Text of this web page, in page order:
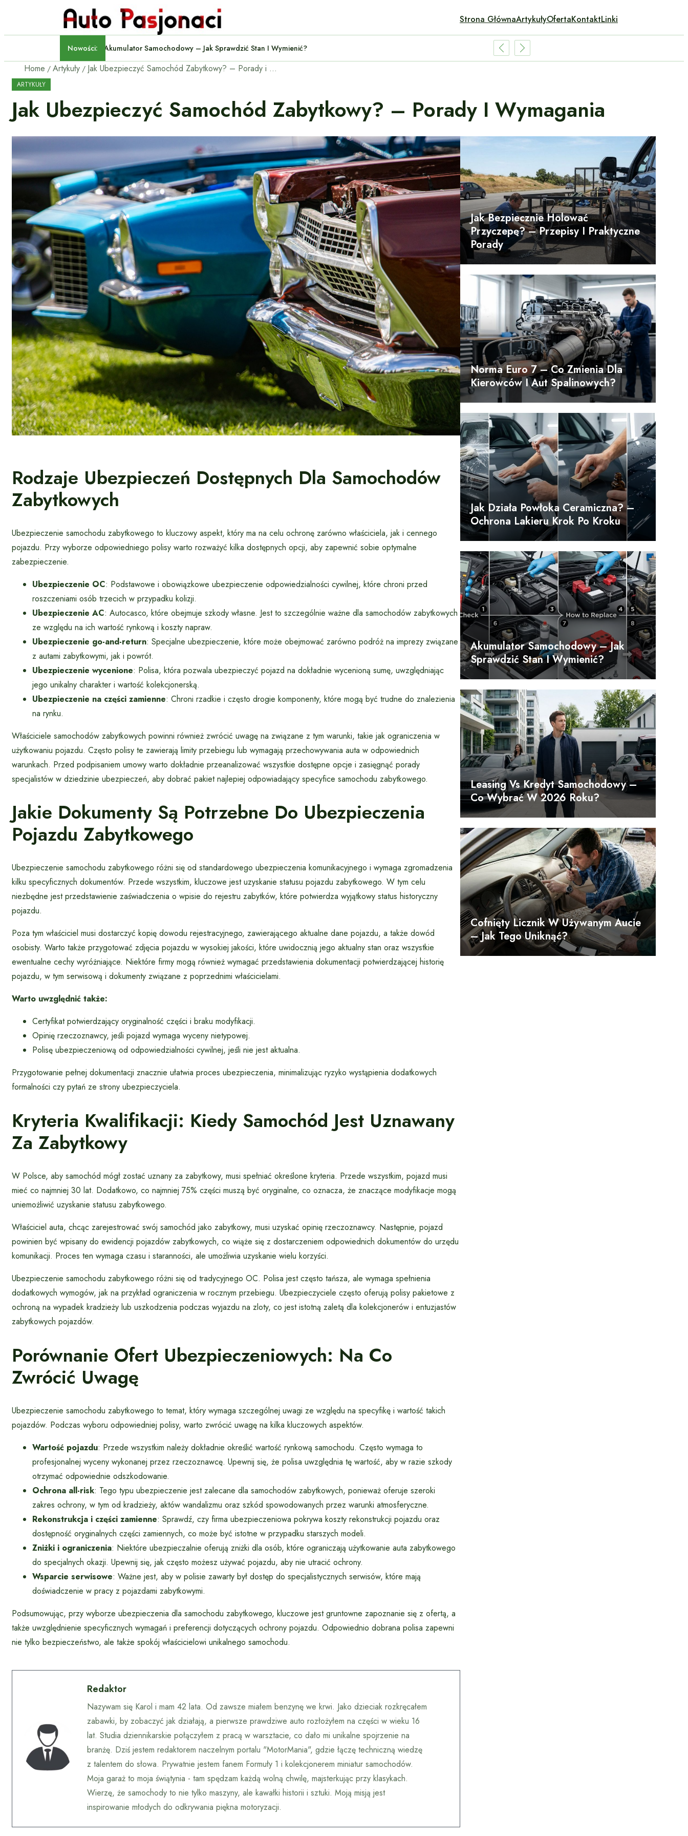
Strona GłównaArtykułyOfertaKontaktLinki
Nowości: Akumulator Samochodowy – Jak Sprawdzić Stan I Wymienić?
Home Artykuły Jak Ubezpieczyć Samochód Zabytkowy? – Porady i Wymagania
ARTYKUŁY
Jak Ubezpieczyć Samochód Zabytkowy? – Porady I Wymagania
Rodzaje Ubezpieczeń Dostępnych Dla Samochodów
Zabytkowych
Ubezpieczenie samochodu zabytkowego to kluczowy aspekt, który ma na celu ochronę zarówno właściciela, jak i cennego
pojazdu. Przy wyborze odpowiedniego polisy warto rozważyć kilka dostępnych opcji, aby zapewnić sobie optymalne
zabezpieczenie.
Ubezpieczenie OC: Podstawowe i obowiązkowe ubezpieczenie odpowiedzialności cywilnej, które chroni przed
roszczeniami osób trzecich w przypadku kolizji.
Ubezpieczenie AC: Autocasco, które obejmuje szkody własne. Jest to szczególnie ważne dla samochodów zabytkowych
ze względu na ich wartość rynkową i koszty napraw.
Ubezpieczenie go-and-return: Specjalne ubezpieczenie, które może obejmować zarówno podróż na imprezy związane
z autami zabytkowymi, jak i powrót.
Ubezpieczenie wycenione: Polisa, która pozwala ubezpieczyć pojazd na dokładnie wycenioną sumę, uwzględniając
jego unikalny charakter i wartość kolekcjonerską.
Ubezpieczenie na części zamienne: Chroni rzadkie i często drogie komponenty, które mogą być trudne do znalezienia
na rynku.
Właściciele samochodów zabytkowych powinni również zwrócić uwagę na związane z tym warunki, takie jak ograniczenia w
użytkowaniu pojazdu. Często polisy te zawierają limity przebiegu lub wymagają przechowywania auta w odpowiednich
warunkach. Przed podpisaniem umowy warto dokładnie przeanalizować wszystkie dostępne opcje i zasięgnąć porady
specjalistów w dziedzinie ubezpieczeń, aby dobrać pakiet najlepiej odpowiadający specyfice samochodu zabytkowego.
Jakie Dokumenty Są Potrzebne Do Ubezpieczenia
Pojazdu Zabytkowego
Ubezpieczenie samochodu zabytkowego różni się od standardowego ubezpieczenia komunikacyjnego i wymaga zgromadzenia
kilku specyficznych dokumentów. Przede wszystkim, kluczowe jest uzyskanie statusu pojazdu zabytkowego. W tym celu
niezbędne jest przedstawienie zaświadczenia o wpisie do rejestru zabytków, które potwierdza wyjątkowy status historyczny
pojazdu.
Poza tym właściciel musi dostarczyć kopię dowodu rejestracyjnego, zawierającego aktualne dane pojazdu, a także dowód
osobisty. Warto także przygotować zdjęcia pojazdu w wysokiej jakości, które uwidocznią jego aktualny stan oraz wszystkie
ewentualne cechy wyróżniające. Niektóre firmy mogą również wymagać przedstawienia dokumentacji potwierdzającej historię
pojazdu, w tym serwisową i dokumenty związane z poprzednimi właścicielami.
Warto uwzględnić także:
Certyfikat potwierdzający oryginalność części i braku modyfikacji.
Opinię rzeczoznawcy, jeśli pojazd wymaga wyceny nietypowej.
Polisę ubezpieczeniową od odpowiedzialności cywilnej, jeśli nie jest aktualna.
Przygotowanie pełnej dokumentacji znacznie ułatwia proces ubezpieczenia, minimalizując ryzyko wystąpienia dodatkowych
formalności czy pytań ze strony ubezpieczyciela.
Kryteria Kwalifikacji: Kiedy Samochód Jest Uznawany
Za Zabytkowy
W Polsce, aby samochód mógł zostać uznany za zabytkowy, musi spełniać określone kryteria. Przede wszystkim, pojazd musi
mieć co najmniej 30 lat. Dodatkowo, co najmniej 75% części muszą być oryginalne, co oznacza, że znaczące modyfikacje mogą
uniemożliwić uzyskanie statusu zabytkowego.
Właściciel auta, chcąc zarejestrować swój samochód jako zabytkowy, musi uzyskać opinię rzeczoznawcy. Następnie, pojazd
powinien być wpisany do ewidencji pojazdów zabytkowych, co wiąże się z dostarczeniem odpowiednich dokumentów do urzędu
komunikacji. Proces ten wymaga czasu i staranności, ale umożliwia uzyskanie wielu korzyści.
Ubezpieczenie samochodu zabytkowego różni się od tradycyjnego OC. Polisa jest często tańsza, ale wymaga spełnienia
dodatkowych wymogów, jak na przykład ograniczenia w rocznym przebiegu. Ubezpieczyciele często oferują polisy pakietowe z
ochroną na wypadek kradzieży lub uszkodzenia podczas wyjazdu na zloty, co jest istotną zaletą dla kolekcjonerów i entuzjastów
zabytkowych pojazdów.
Porównanie Ofert Ubezpieczeniowych: Na Co
Zwrócić Uwagę
Ubezpieczenie samochodu zabytkowego to temat, który wymaga szczególnej uwagi ze względu na specyfikę i wartość takich
pojazdów. Podczas wyboru odpowiedniej polisy, warto zwrócić uwagę na kilka kluczowych aspektów.
Wartość pojazdu: Przede wszystkim należy dokładnie określić wartość rynkową samochodu. Często wymaga to
profesjonalnej wyceny wykonanej przez rzeczoznawcę. Upewnij się, że polisa uwzględnia tę wartość, aby w razie szkody
otrzymać odpowiednie odszkodowanie.
Ochrona all-risk: Tego typu ubezpieczenie jest zalecane dla samochodów zabytkowych, ponieważ oferuje szeroki
zakres ochrony, w tym od kradzieży, aktów wandalizmu oraz szkód spowodowanych przez warunki atmosferyczne.
Rekonstrukcja i części zamienne: Sprawdź, czy firma ubezpieczeniowa pokrywa koszty rekonstrukcji pojazdu oraz
dostępność oryginalnych części zamiennych, co może być istotne w przypadku starszych modeli.
Zniżki i ograniczenia: Niektóre ubezpieczalnie oferują zniżki dla osób, które ograniczają użytkowanie auta zabytkowego
do specjalnych okazji. Upewnij się, jak często możesz używać pojazdu, aby nie utracić ochrony.
Wsparcie serwisowe: Ważne jest, aby w polisie zawarty był dostęp do specjalistycznych serwisów, które mają
doświadczenie w pracy z pojazdami zabytkowymi.
Podsumowując, przy wyborze ubezpieczenia dla samochodu zabytkowego, kluczowe jest gruntowne zapoznanie się z ofertą, a
także uwzględnienie specyficznych wymagań i preferencji dotyczących ochrony pojazdu. Odpowiednio dobrana polisa zapewni
nie tylko bezpieczeństwo, ale także spokój właścicielowi unikalnego samochodu.
Redaktor
Nazywam się Karol i mam 42 lata. Od zawsze miałem benzynę we krwi. Jako dzieciak rozkręcałem
zabawki, by zobaczyć jak działają, a pierwsze prawdziwe auto rozłożyłem na części w wieku 16
lat. Studia dziennikarskie połączyłem z pracą w warsztacie, co dało mi unikalne spojrzenie na
branżę. Dziś jestem redaktorem naczelnym portalu "MotorMania", gdzie łączę techniczną wiedzę
z talentem do słowa. Prywatnie jestem fanem Formuły 1 i kolekcjonerem miniatur samochodów.
Moja garaż to moja świątynia - tam spędzam każdą wolną chwilę, majsterkując przy klasykach.
Wierzę, że samochody to nie tylko maszyny, ale kawałki historii i sztuki. Moją misją jest
inspirowanie młodych do odkrywania piękna motoryzacji.
Jak Bezpiecznie Holować
Przyczepę? – Przepisy I Praktyczne
Porady
Norma Euro 7 – Co Zmienia Dla
Kierowców I Aut Spalinowych?
Jak Działa Powłoka Ceramiczna? –
Ochrona Lakieru Krok Po Kroku
Akumulator Samochodowy – Jak
Sprawdzić Stan I Wymienić?
Leasing Vs Kredyt Samochodowy –
Co Wybrać W 2026 Roku?
Cofnięty Licznik W Używanym Aucie
– Jak Tego Uniknąć?